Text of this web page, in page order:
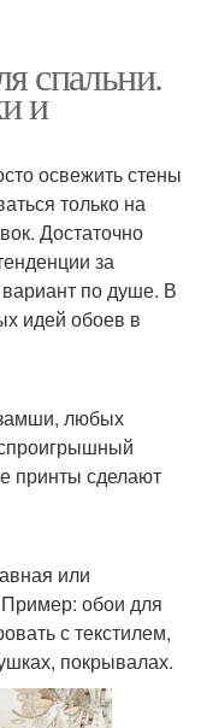
спальни.
и
освежить стены
только на
Достаточно
за
по душе. В
идей обоев в
любых
принты сделают
или
обои для
с текстилем,
покрывалах.